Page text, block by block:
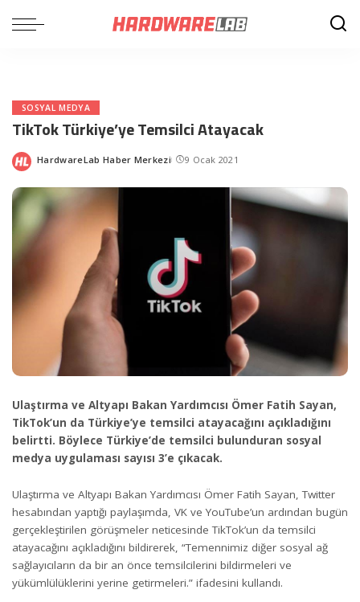
SOSYAL MEDYA
TikTok Türkiye’ye Temsilci Atayacak
Posted
HardwareLab Haber Merkezi 9 Ocak 2021
Ulaştırma ve Altyapı Bakan Yardımcısı Ömer Fatih Sayan,
TikTok’un da Türkiye’ye temsilci atayacağını açıkladığını
belirtti. Böylece Türkiye’de temsilci bulunduran sosyal
medya uygulaması sayısı 3’e çıkacak.
Ulaştırma ve Altyapı Bakan Yardımcısı Ömer Fatih Sayan, Twitter
hesabından yaptığı paylaşımda, VK ve YouTube’un ardından bugün
gerçekleştirilen görüşmeler neticesinde TikTok’un da temsilci
atayacağını açıkladığını bildirerek, “Temennimiz diğer sosyal ağ
sağlayıcıların da bir an önce temsilcilerini bildirmeleri ve
yükümlülüklerini yerine getirmeleri.” ifadesini kullandı.